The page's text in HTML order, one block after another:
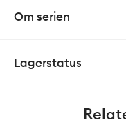
Om serien
Lagerstatus